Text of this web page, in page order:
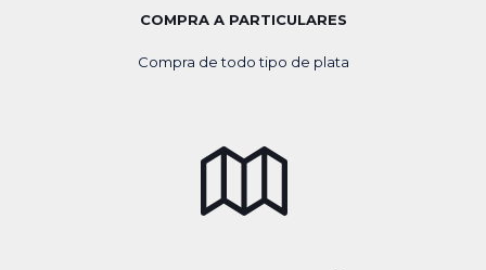
COMPRA A PARTICULARES
Compra de todo tipo de plata